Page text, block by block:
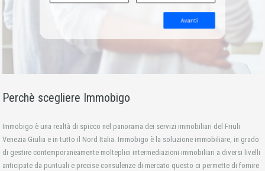
Perchè scegliere Immobigo
Immobigo è una realtà di spicco nel panorama dei servizi immobiliari del Friuli
Venezia Giulia e in tutto il Nord Italia. Immobigo è la soluzione immobiliare, in grado
di gestire contemporaneamente molteplici intermediazioni immobiliari a diversi livelli
anticipate da puntuali e precise consulenze di mercato questo ci permette di fornire